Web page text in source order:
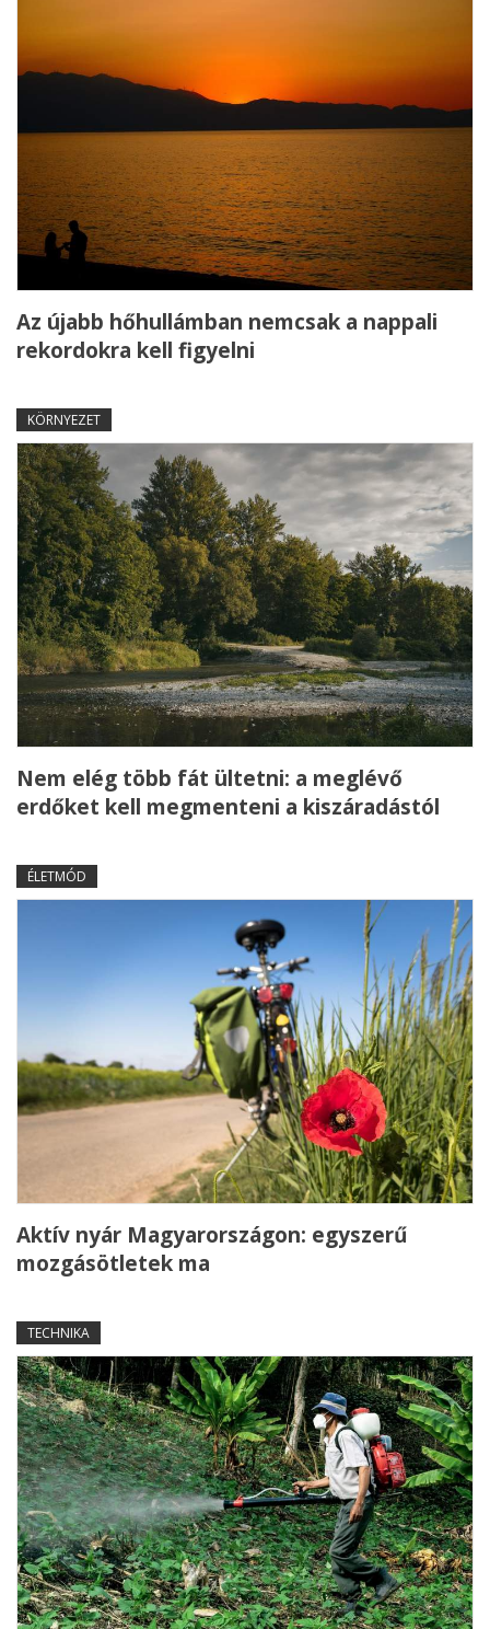
Az újabb hőhullámban nemcsak a nappali
rekordokra kell figyelni
KÖRNYEZET
Nem elég több fát ültetni: a meglévő
erdőket kell megmenteni a kiszáradástól
ÉLETMÓD
Aktív nyár Magyarországon: egyszerű
mozgásötletek ma
TECHNIKA